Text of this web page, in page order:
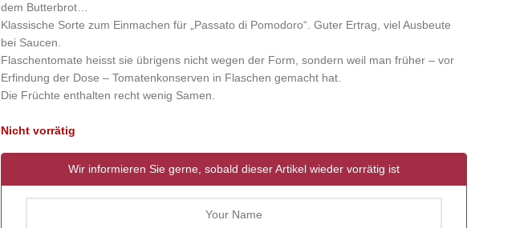
dem Butterbrot…
Klassische Sorte zum Einmachen für „Passato di Pomodoro“. Guter Ertrag, viel Ausbeute
bei Saucen.
Flaschentomate heisst sie übrigens nicht wegen der Form, sondern weil man früher – vor
Erfindung der Dose – Tomatenkonserven in Flaschen gemacht hat.
Die Früchte enthalten recht wenig Samen.
Nicht vorrätig
Wir informieren Sie gerne, sobald dieser Artikel wieder vorrätig ist